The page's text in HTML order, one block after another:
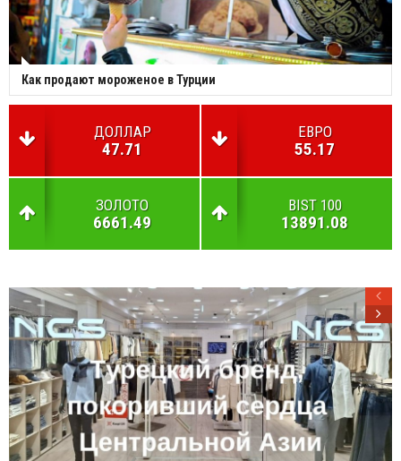
Как продают мороженое в Турции
ДОЛЛАР
47.71
ЕВРО
55.17
ЗОЛОТО
6661.49
BIST 100
13891.08